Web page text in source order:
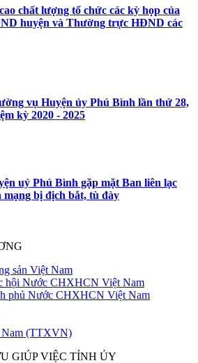
chất lượng tổ chức các kỳ họp của
huyện và Thường trực HĐND các
vụ Huyện ủy Phú Bình lần thứ 28,
kỳ 2020 - 2025
uỷ Phú Bình gặp mặt Ban liên lạc
mạng bị địch bắt, tù đày
sản Việt Nam
hội Nước CHXHCN Việt Nam
phủ Nước CHXHCN Việt Nam
Nam (TTXVN)
GIÚP VIỆC TỈNH ỦY